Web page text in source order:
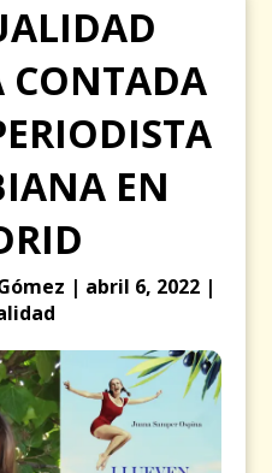
CONTADA
EN
| abril 6, 2022 |